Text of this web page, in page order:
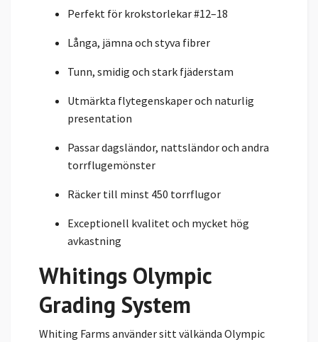
Perfekt för krokstorlekar #12–18
Långa, jämna och styva fibrer
Tunn, smidig och stark fjäderstam
Utmärkta flytegenskaper och naturlig
presentation
Passar dagsländor, nattsländor och andra
torrflugemönster
Räcker till minst 450 torrflugor
Exceptionell kvalitet och mycket hög
avkastning
Whitings Olympic
Grading System
Whiting Farms använder sitt välkända Olympic